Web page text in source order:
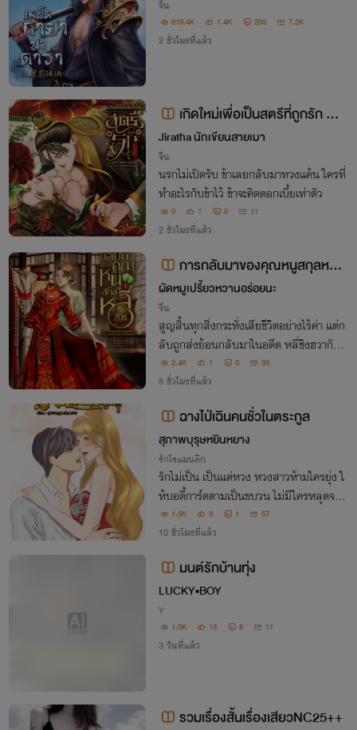
จีน
819.4K 1.4K 203 7.2K
2 ชั่วโมงที่แล้ว
เกิดใหม่เพื่อเป็นสตรีที่ถูกรัก 重
生为被爱上的女士
Jiratha นักเขียนสายเมา
จีน
นรกไม่เปิดรับ ข้าเลยกลับมาทวงแค้น ใครที่
ทำอะไรกับข้าไว้ ข้าจะคิดดอกเบี้ยเท่าตัว
0 1 0 11
2 ชั่วโมงที่แล้ว
การกลับมาของคุณหนูสกุลหลี่ 7
0s
ผัดหมูเปรี้ยวหวานอร่อยนะ
จีน
สูญสิ้นทุกสิ่งกระทั่งเสียชีวิตอย่างไร้ค่า แต่ก
ลับถูกส่งย้อนกลับมาในอดีต หลี่ชิงฮวากัดฟั
นแน่นแย่งชิงมิติวิเศษคืนมาจากนางเอก รีบช่
วยเหลือแม่ที่ถูกขังเอาไว้ เอาคืนพ่อชั่วและค
นสารเลวที่เคยทำร้ายเธอให้สาสม
2.4K 1 0 33
8 ชั่วโมงที่แล้ว
ฉางไป่เฉินคนชั่วในตระกูล
สุภาพบุรุษหยินหยาง
รักโรแมนติก
รักไม่เป็น เป็นแต่หวง หวงสาวห้ามใครยุ่ง ใ
ห้บอดี้การ์ดตามเป็นขบวน ไม่มีใครหลุดจากเ
ขาได้เรน่า...
1.5K 3 1 57
10 ชั่วโมงที่แล้ว
มนต์รักบ้านทุ่ง
LUCKY•BOY
Y
1.0K 13 8 11
3 วันที่แล้ว
รวมเรื่องสั้นเรื่องเสียวNC25++